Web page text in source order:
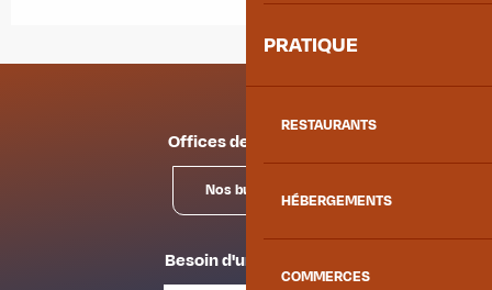
PRATIQUE
RESTAURANTS
HÉBERGEMENTS
COMMERCES
Offices de tourisme
Nos bureaux
Besoin d'un conseil ?